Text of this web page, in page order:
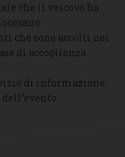
che il vescovo ha
che sono accolti nei
di accoglienza
di informazione